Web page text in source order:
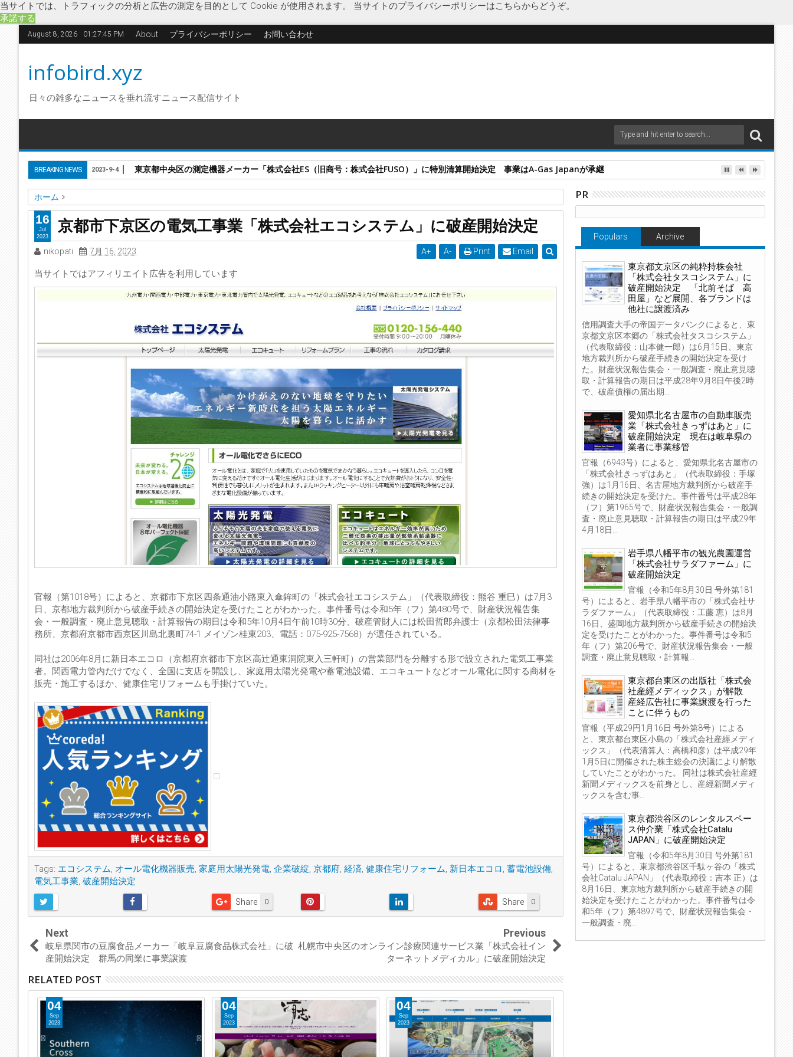
当サイトでは、トラフィックの分析と広告の測定を目的として Cookie が使用されます。 当サイトのプライバシーポリシーはこちらからどうぞ。
承諾する
August 8, 2026 01:27:46 PM About プライバシーポリシー お問い合わせ
infobird.xyz
日々の雑多なニュースを垂れ流すニュース配信サイト
BREAKING NEWS 東京都中央区の測定機器メーカー「株式会社ES（旧商号：株式会社FUSO）」に特別清算開始決定 事業はA-Gas Japanが承継
2023-9-4
ホーム
エコシステム
オール電化機器販売 家庭用太陽光発電 企業破綻 京都府 経済 健康住宅リフォーム 新日本エコロ
蓄電池設備
電気工事業
破産開始決定 京都市下京区の電気工事業「株式会社エコシステム」に破産開始決定
京都市下京区の電気工事業「株式会社エコシステム」に破産開始決定
nikopati 7月 16, 2023 A+ A- Print Email
当サイトではアフィリエイト広告を利用しています
官報（第1018号）によると、京都市下京区四条通油小路東入傘鉾町の「株式会社エコシステム」（代表取締役：熊谷 重巳）は7月3
日、京都地方裁判所から破産手続きの開始決定を受けたことがわかった。事件番号は令和5年（フ）第480号で、財産状況報告集
会・一般調査・廃止意見聴取・計算報告の期日は令和5年10月4日午前10時30分、破産管財人には松田哲郎弁護士（京都松田法律事
務所、京都府京都市西京区川島北裏町74-1 メイゾン桂東203、電話：075-925-7568）が選任されている。
同社は2006年8月に新日本エコロ（京都府京都市下京区高辻通東洞院東入三軒町）の営業部門を分離する形で設立された電気工事業
者。関西電力管内だけでなく、全国に支店を開設し、家庭用太陽光発電や蓄電池設備、エコキュートなどオール電化に関する商材を
販売・施工するほか、健康住宅リフォームも手掛けていた。
Tags: エコシステム, オール電化機器販売, 家庭用太陽光発電, 企業破綻, 京都府, 経済, 健康住宅リフォーム, 新日本エコロ, 蓄電池設備,
電気工事業, 破産開始決定
0
Share 0
Share
16
Jul
2023
Next
岐阜県関市の豆腐食品メーカー「岐阜豆腐食品株式会社」に破
産開始決定 群馬の同業に事業譲渡
Previous
札幌市中央区のオンライン診療関連サービス業「株式会社イン
ターネットメディカル」に破産開始決定
RELATED POST
04
Sep
2023
04
Sep
2023
04
Sep
2023
PR
Populars Archive
東京都文京区の純粋持株会社
「株式会社タスコシステム」に
破産開始決定 「北前そば 高
田屋」など展開、各ブランドは
他社に譲渡済み
信用調査大手の帝国データバンクによると、東
京都文京区本郷の「株式会社タスコシステム」
（代表取締役：山本健一郎）は6月15日、東京
地方裁判所から破産手続きの開始決定を受け
た。財産状況報告集会・一般調査・廃止意見聴
取・計算報告の期日は平成28年9月8日午後2時
で、破産債権の届出期...
愛知県北名古屋市の自動車販売
業「株式会社きっずはあと」に
破産開始決定 現在は岐阜県の
業者に事業移管
官報（6943号）によると、愛知県北名古屋市の
「株式会社きっずはあと」（代表取締役：手塚
強）は1月16日、名古屋地方裁判所から破産手
続きの開始決定を受けた。事件番号は平成28年
（フ）第1965号で、財産状況報告集会・一般調
査・廃止意見聴取・計算報告の期日は平成29年
4月18日...
岩手県八幡平市の観光農園運営
「株式会社サラダファーム」に
破産開始決定
官報（令和5年8月30日 号外第181
号）によると、岩手県八幡平市の「株式会社サ
ラダファーム」（代表取締役：工藤 恵）は8月
16日、盛岡地方裁判所から破産手続きの開始決
定を受けたことがわかった。事件番号は令和5
年（フ）第206号で、財産状況報告集会・一般
調査・廃止意見聴取・計算報...
東京都台東区の出版社「株式会
社産經メディックス」が解散
産経広告社に事業譲渡を行った
ことに伴うもの
官報（平成29円1月16日 号外第8号）による
と、東京都台東区小島の「株式会社産經メディ
ックス」（代表清算人：高橋和彦）は平成29年
1月5日に開催された株主総会の決議により解散
していたことがわかった。 同社は株式会社産經
新聞メディックスを前身とし、産經新聞メディ
ックスを含む事...
東京都渋谷区のレンタルスペー
ス仲介業「株式会社Catalu
JAPAN」に破産開始決定
官報（令和5年8月30日 号外第181
号）によると、東京都渋谷区千駄ヶ谷の「株式
会社Catalu JAPAN」（代表取締役：吉本 正）は
8月16日、東京地方裁判所から破産手続きの開
始決定を受けたことがわかった。事件番号は令
和5年（フ）第4897号で、財産状況報告集会・
一般調査・廃...